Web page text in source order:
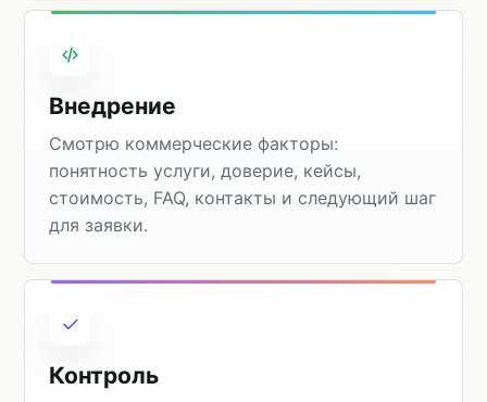
Внедрение
Смотрю коммерческие факторы:
понятность услуги, доверие, кейсы,
стоимость, FAQ, контакты и следующий шаг
для заявки.
Контроль